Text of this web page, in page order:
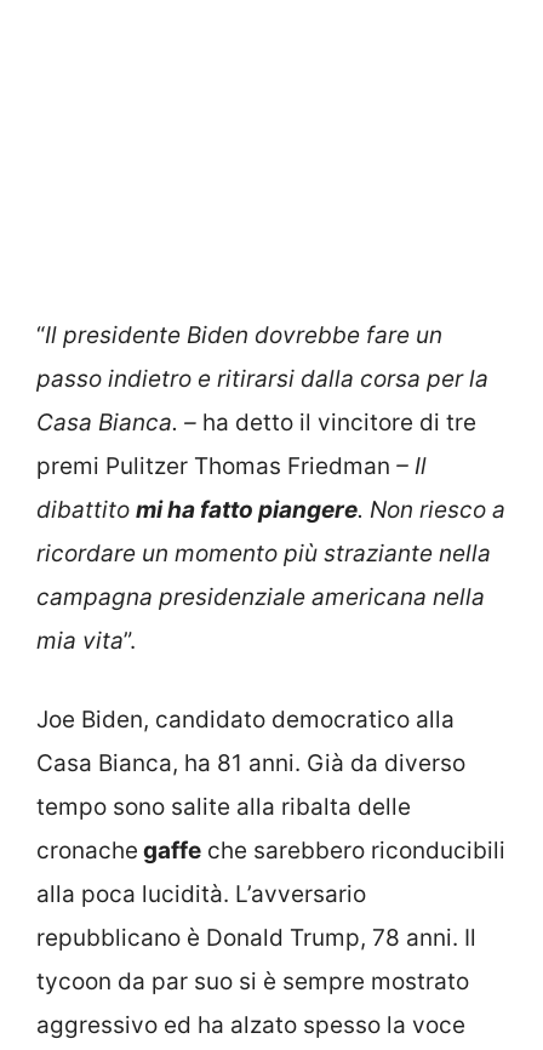
“Il presidente Biden dovrebbe fare un
passo indietro e ritirarsi dalla corsa per la
Casa Bianca. – ha detto il vincitore di tre
premi Pulitzer Thomas Friedman – Il
dibattito mi ha fatto piangere. Non riesco a
ricordare un momento più straziante nella
campagna presidenziale americana nella
mia vita”.
Joe Biden, candidato democratico alla
Casa Bianca, ha 81 anni. Già da diverso
tempo sono salite alla ribalta delle
cronache gaffe che sarebbero riconducibili
alla poca lucidità. L’avversario
repubblicano è Donald Trump, 78 anni. Il
tycoon da par suo si è sempre mostrato
aggressivo ed ha alzato spesso la voce